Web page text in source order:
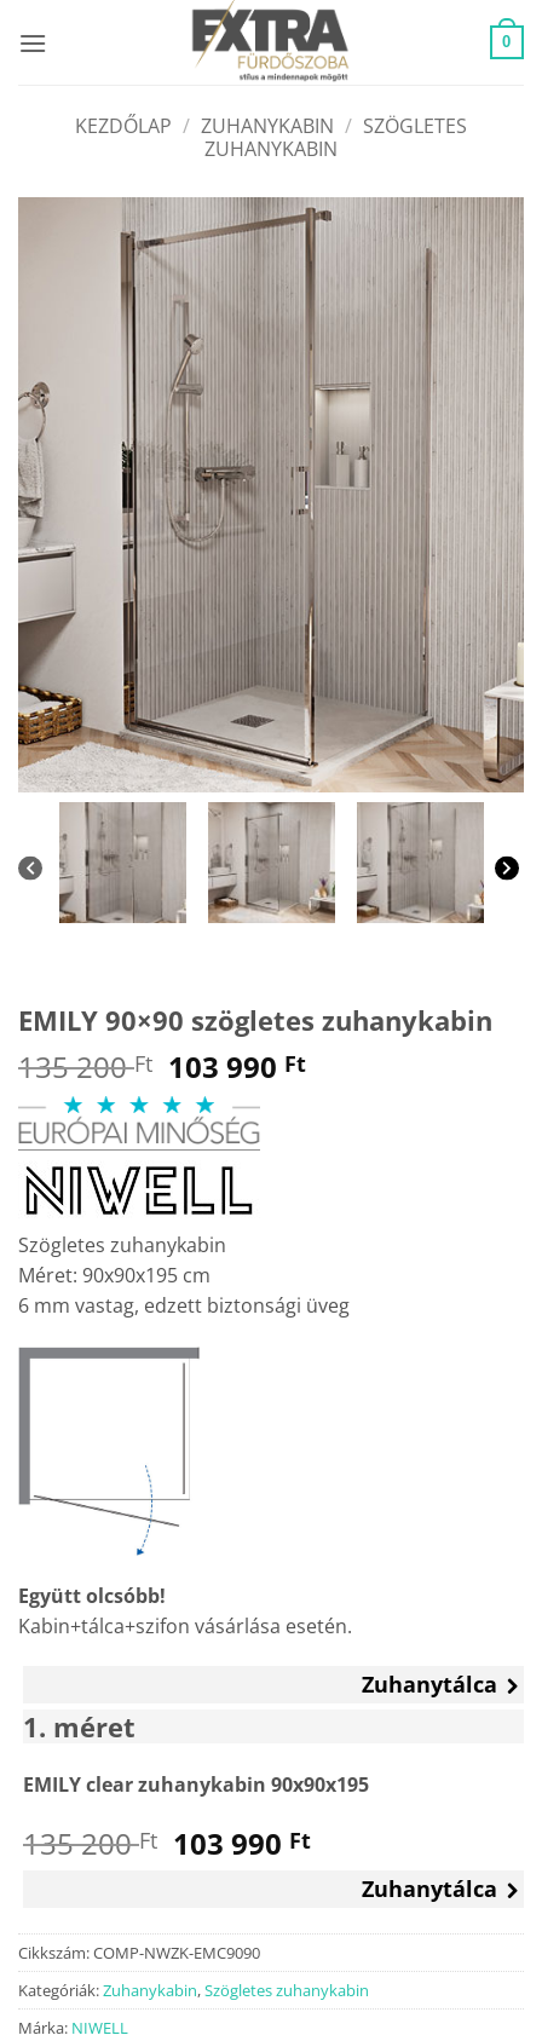
0
KEZDŐLAP / ZUHANYKABIN / SZÖGLETES
ZUHANYKABIN
EMILY 90×90 szögletes zuhanykabin
135 200Ft Original
price
was:
135
200 Ft.
103 990 FtCurrent
Szögletes zuhanykabin
Méret: 90x90x195 cm
6 mm vastag, edzett biztonsági üveg
Együtt olcsóbb!
Kabin+tálca+szifon vásárlása esetén.
Zuhanytálca
1 méret
EMILY clear zuhanykabin 90x90x195
135 200Ft Original
135
200 Ft.
103 990 FtCurrent
price
103
Zuhanytálca
Cikkszám:COMP-NWZK-EMC9090
Kategóriák:Zuhanykabin,Szögletes zuhanykabin
Márka: NIWELL